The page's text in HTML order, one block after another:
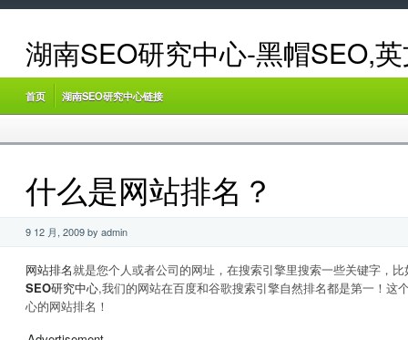
湖南SEO研究中心-黑帽SEO,
首页 湖南SEO研究中心链接
什么是网站排名？
9 12 月, 2009 by admin
网站排名就是您个人或者公司的网址，在搜索引擎里搜索一些关键字，
SEO研究中心,我们的网站在百度和谷歌搜索引擎自然排名都是第一！这
心的网站排名！